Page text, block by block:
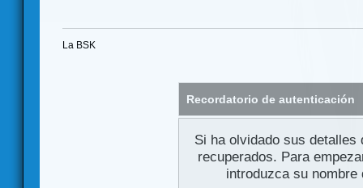
La BSK
Recordatorio de autenticación
Si ha olvidado sus
recuperados. Para
introduzca su